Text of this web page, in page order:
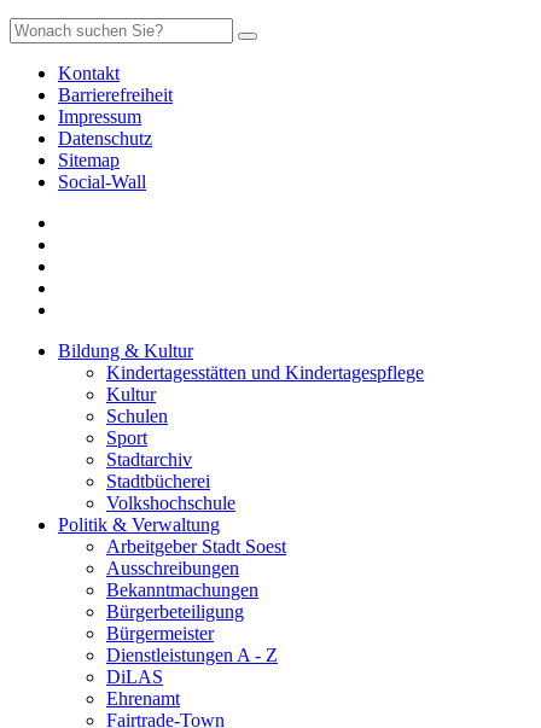
Kontakt
Barrierefreiheit
Impressum
Datenschutz
Sitemap
Social-Wall
Bildung & Kultur
Kindertagesstätten und Kindertagespflege
Kultur
Schulen
Sport
Stadtarchiv
Stadtbücherei
Volkshochschule
Politik & Verwaltung
Arbeitgeber Stadt Soest
Ausschreibungen
Bekanntmachungen
Bürgerbeteiligung
Bürgermeister
Dienstleistungen A - Z
DiLAS
Ehrenamt
Fairtrade-Town